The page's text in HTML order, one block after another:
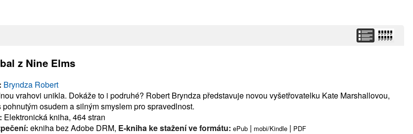
z Nine Elms
Bryndza Robert
vrahovi unikla. Dokáže to i podruhé? Robert Bryndza představuje novou vyšetřovatelku Kate Marshallovou,
pohnutým osudem a silným smyslem pro spravedlnost.
Elektronická kniha, 464 stran
ekniha bez Adobe DRM, E-kniha ke stažení ve formátu: ePub | mobi/Kindle | PDF